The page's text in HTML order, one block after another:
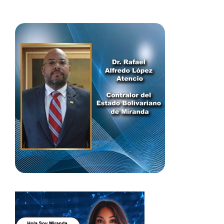
Para finalizar, la Contraloría General de la República Bolivariana de
Venezuela reafirma su compromiso con el fortalecimiento institucional y
la consolidación de mecanismos de supervisión y control en cada
rincón del territorio nacional, promoviendo una gestión pública más
cercana, eficiente y al servicio del pueblo venezolano.